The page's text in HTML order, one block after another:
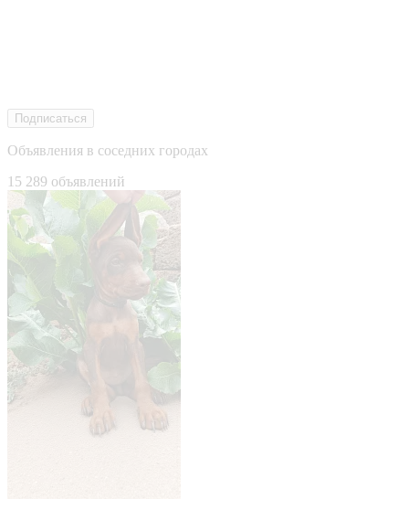
Подписаться
Объявления в соседних городах
15 289 объявлений